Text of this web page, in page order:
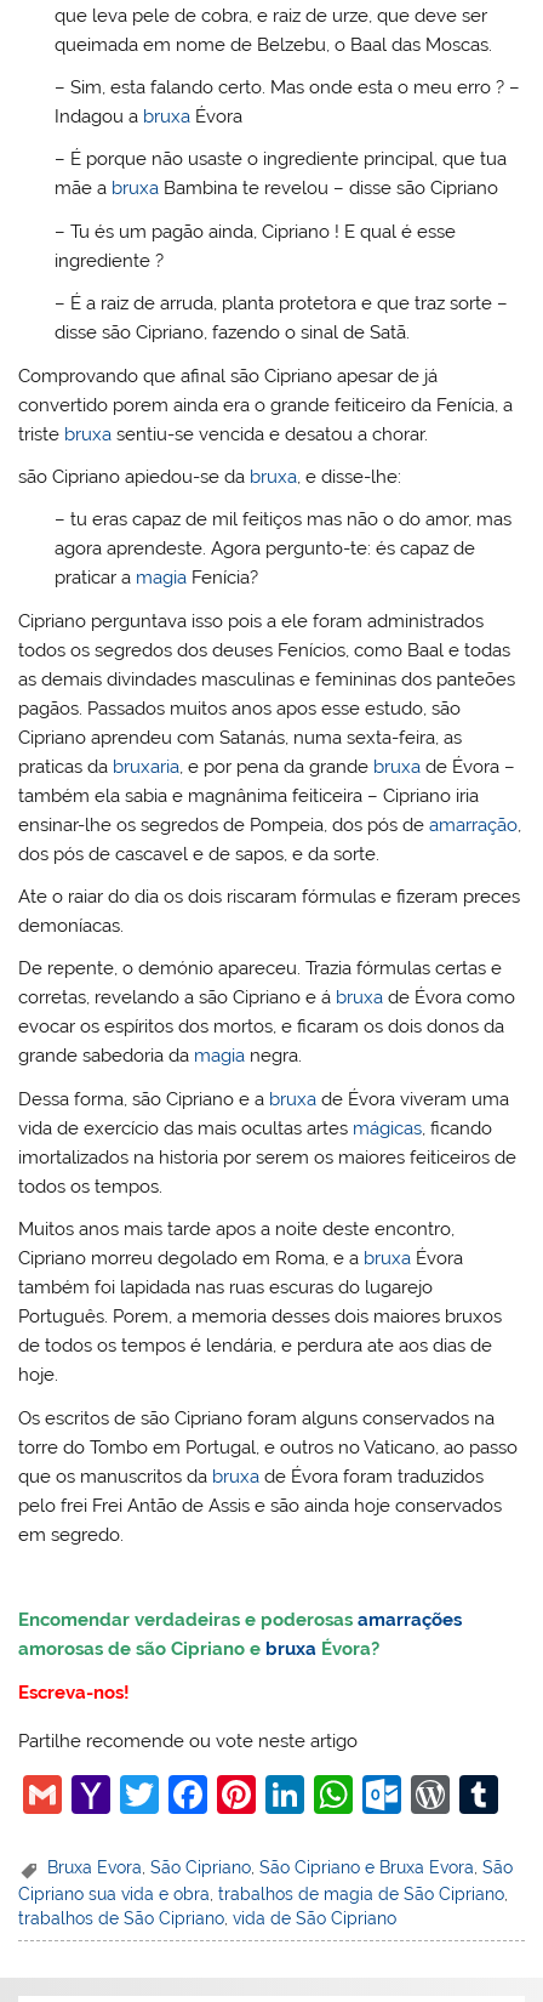
que leva pele de cobra, e raiz de urze, que deve ser
queimada em nome de Belzebu, o Baal das Moscas.
– Sim, esta falando certo. Mas onde esta o meu erro ? –
Indagou a bruxa Évora
– É porque não usaste o ingrediente principal, que tua
mãe a bruxa Bambina te revelou – disse são Cipriano
– Tu és um pagão ainda, Cipriano ! E qual é esse
ingrediente ?
– É a raiz de arruda, planta protetora e que traz sorte –
disse são Cipriano, fazendo o sinal de Satã.
Comprovando que afinal são Cipriano apesar de já
convertido porem ainda era o grande feiticeiro da Fenícia, a
triste bruxa sentiu-se vencida e desatou a chorar.
são Cipriano apiedou-se da bruxa, e disse-lhe:
– tu eras capaz de mil feitiços mas não o do amor, mas
agora aprendeste. Agora pergunto-te: és capaz de
praticar a magia Fenícia?
Cipriano perguntava isso pois a ele foram administrados
todos os segredos dos deuses Fenícios, como Baal e todas
as demais divindades masculinas e femininas dos panteões
pagãos. Passados muitos anos apos esse estudo, são
Cipriano aprendeu com Satanás, numa sexta-feira, as
praticas da bruxaria, e por pena da grande bruxa de Évora –
também ela sabia e magnânima feiticeira – Cipriano iria
ensinar-lhe os segredos de Pompeia, dos pós deamarração,
dos pós de cascavel e de sapos, e da sorte.
Ate o raiar do dia os dois riscaram fórmulas e fizeram preces
demoníacas.
De repente, o demónio apareceu. Trazia fórmulas certas e
corretas, revelando a são Cipriano e á bruxa de Évora como
evocar os espíritos dos mortos, e ficaram os dois donos da
grande sabedoria da magia negra.
Dessa forma, são Cipriano e a bruxa de Évora viveram uma
vida de exercício das mais ocultas artes mágicas, ficando
imortalizados na historia por serem os maiores feiticeiros de
todos os tempos.
Muitos anos mais tarde apos a noite deste encontro,
Cipriano morreu degolado em Roma, e a bruxa Évora
também foi lapidada nas ruas escuras do lugarejo
Português. Porem, a memoria desses dois maiores bruxos
de todos os tempos é lendária, e perdura ate aos dias de
hoje.
Os escritos de são Cipriano foram alguns conservados na
torre do Tombo em Portugal, e outros no Vaticano, ao passo
que os manuscritos da bruxa de Évora foram traduzidos
pelo frei Frei Antão de Assis e são ainda hoje conservados
em segredo.
Encomendar verdadeiras e poderosasamarrações
amorosas de são Cipriano e bruxa Évora?
Escreva-nos!
Partilhe recomende ou vote neste artigo
G
ai
l
Y
h
o
o
T
itt
er
F
c
e
b
Pi
er
e
st
Li
k
e
dI
W
at
s
A
O
lo
o
k.
W
d
Pr
e
m
bl
r
Bruxa Evora,São Cipriano,São Cipriano e Bruxa Evora,São
Cipriano sua vida e obra ,trabalhos de magia de São Cipriano
trabalhos de São Cipriano ,vida de São Cipriano